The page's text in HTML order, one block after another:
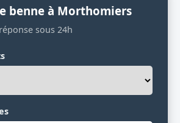
benne à Morthomiers
sous 24h